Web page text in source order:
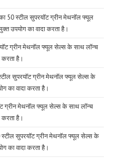
50 स्टील सुपरयॉट ग्रीन मेथनॉल फ्यूल
उपयोग का वादा करता है।
ग्रीन मेथनॉल फ्यूल सेल्स के साथ लॉन्च
करता है।
सुपरयॉट ग्रीन मेथनॉल फ्यूल सेल्स के
का वादा करता है।
ग्रीन मेथनॉल फ्यूल सेल्स के साथ लॉन्च
करता है।
सुपरयॉट ग्रीन मेथनॉल फ्यूल सेल्स के
का वादा करता है।